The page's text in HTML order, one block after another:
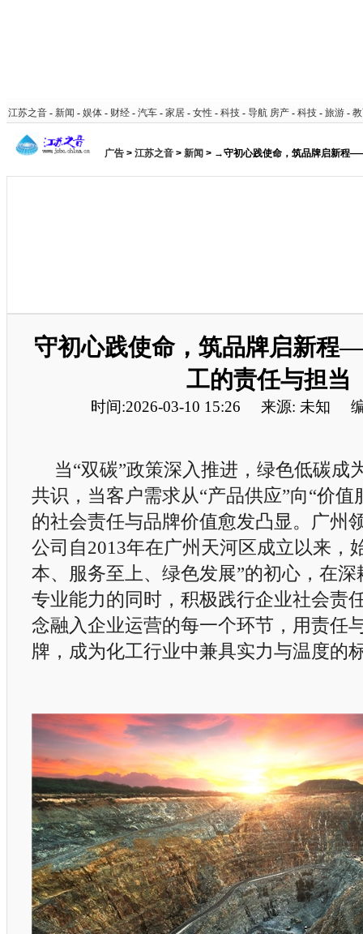
江苏之音 - 新闻 - 娱体 - 财经 - 汽车 - 家居 - 女性 - 科技 - 导航 房产 - 科技 - 旅游 -
广告 > 江苏之音 > 新闻 > →守初心践使命，筑品牌启新程
守初心践使命，筑品牌启新程
工的责任与担当
时间:2026-03-10 15:26 来源: 未知
当“双碳”政策深入推进，绿色低碳成
共识，当客户需求从“产品供应”向“价值
的社会责任与品牌价值愈发凸显。广州
公司自2013年在广州天河区成立以来，
本、服务至上、绿色发展”的初心，在
专业能力的同时，积极践行企业社会责
念融入企业运营的每一个环节，用责任
牌，成为化工行业中兼具实力与温度的